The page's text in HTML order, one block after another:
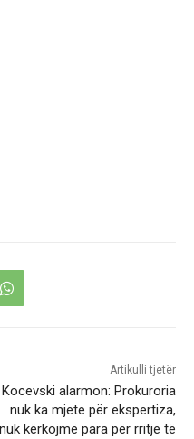
Artikulli tjetër
Kocevski alarmon: Prokuroria
nuk ka mjete për ekspertiza,
nuk kërkojmë para për rritje të